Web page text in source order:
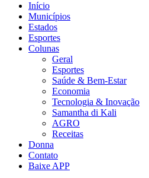
Início
Municípios
Estados
Esportes
Colunas
Geral
Esportes
Saúde & Bem-Estar
Economia
Tecnologia & Inovação
Samantha di Kali
AGRO
Receitas
Donna
Contato
Baixe APP